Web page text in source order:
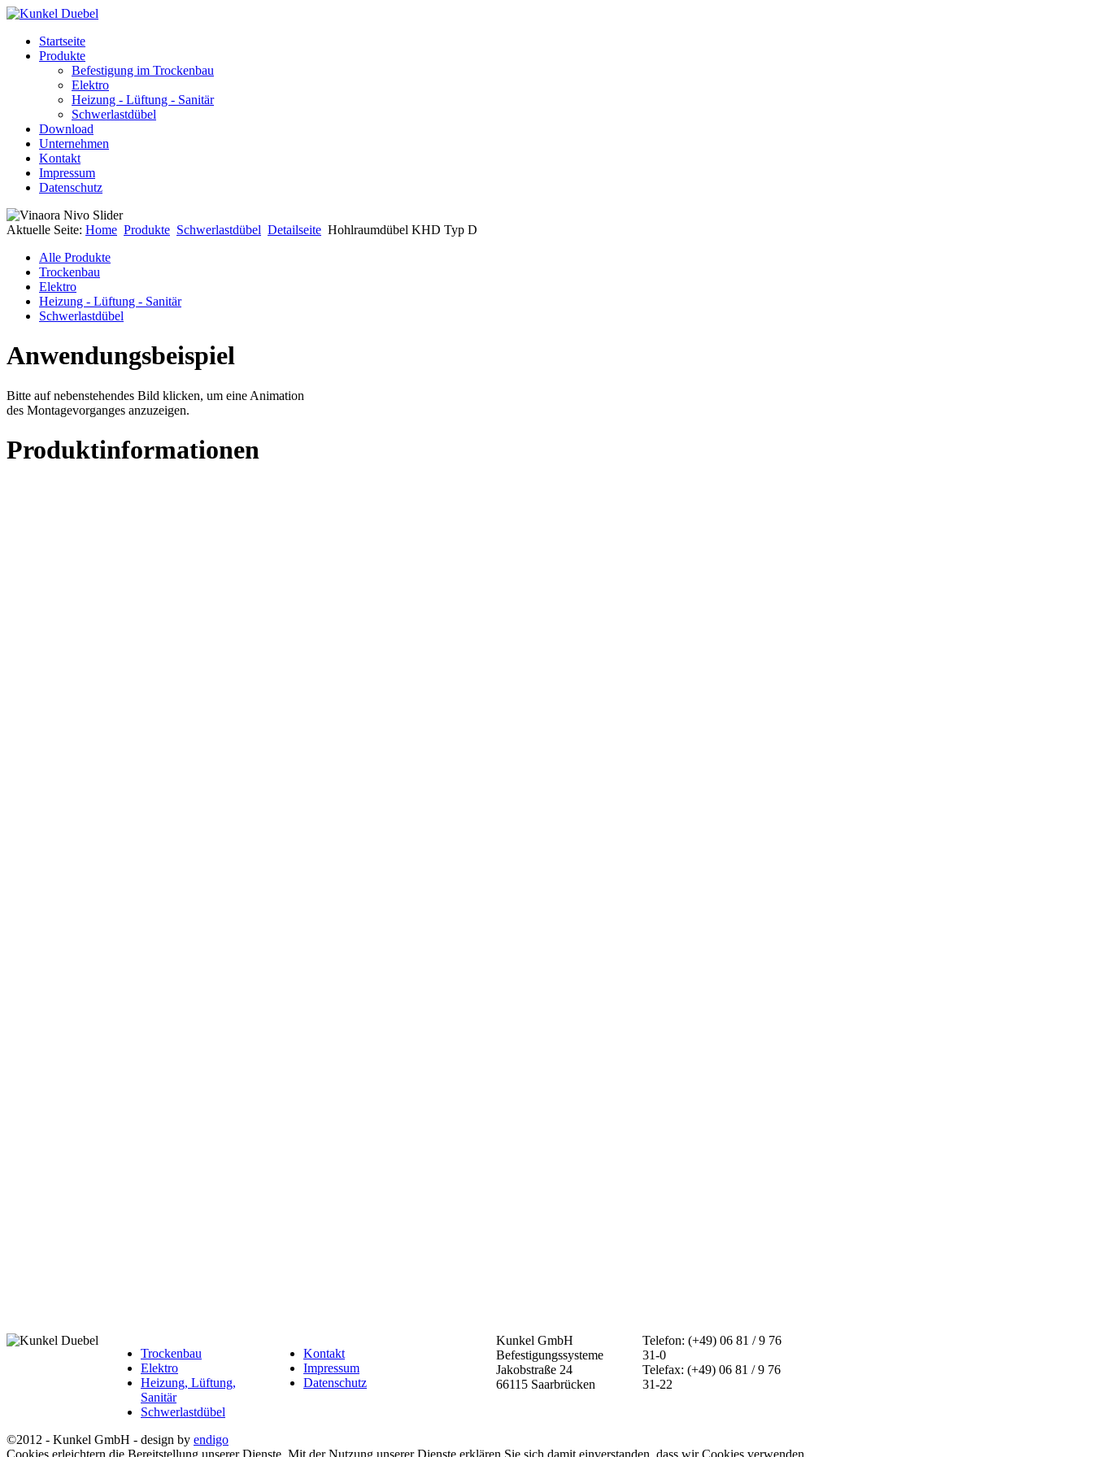
Startseite
Produkte
Befestigung im Trockenbau
Elektro
Heizung - Lüftung - Sanitär
Schwerlastdübel
Download
Unternehmen
Kontakt
Impressum
Datenschutz
Aktuelle Seite: Home Produkte Schwerlastdübel Detailseite Hohlraumdübel KHD Typ D
Alle Produkte
Trockenbau
Elektro
Heizung - Lüftung - Sanitär
Schwerlastdübel
Anwendungsbeispiel
Bitte auf nebenstehendes Bild klicken, um eine Animation
des Montagevorganges anzuzeigen.
Produktinformationen
Trockenbau
Elektro
Heizung, Lüftung,
Sanitär
Schwerlastdübel
Kontakt
Impressum
Datenschutz
Kunkel GmbH
Befestigungssysteme
Jakobstraße 24
66115 Saarbrücken
Telefon: (+49) 06 81 / 9 76
31-0
Telefax: (+49) 06 81 / 9 76
31-22
©2012 - Kunkel GmbH - design by endigo
Cookies erleichtern die Bereitstellung unserer Dienste. Mit der Nutzung unserer Dienste erklären Sie sich damit einverstanden, dass wir Cookies verwenden.